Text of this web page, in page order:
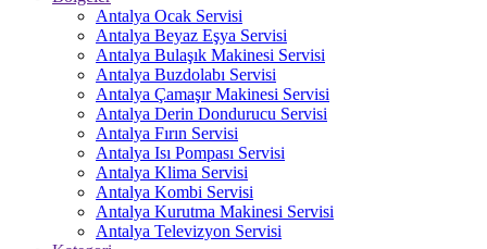
Antalya Ocak Servisi
Antalya Beyaz Eşya Servisi
Antalya Bulaşık Makinesi Servisi
Antalya Buzdolabı Servisi
Antalya Çamaşır Makinesi Servisi
Antalya Derin Dondurucu Servisi
Antalya Fırın Servisi
Antalya Isı Pompası Servisi
Antalya Klima Servisi
Antalya Kombi Servisi
Antalya Kurutma Makinesi Servisi
Antalya Televizyon Servisi